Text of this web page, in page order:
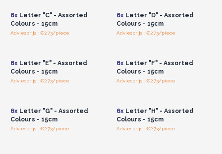
6xLetter "C" - Assorted
Colours - 15cm
Adviesprijs : €2.73/piece
6xLetter "D" - Assorted
Colours - 15cm
Adviesprijs : €2.73/piece
6xLetter "E" - Assorted
Colours - 15cm
Adviesprijs : €2.73/piece
6xLetter "F" - Assorted
Colours - 15cm
Adviesprijs : €2.73/piece
6xLetter "G" - Assorted
Colours - 15cm
Adviesprijs : €2.73/piece
6xLetter "H" - Assorted
Colours - 15cm
Adviesprijs : €2.73/piece